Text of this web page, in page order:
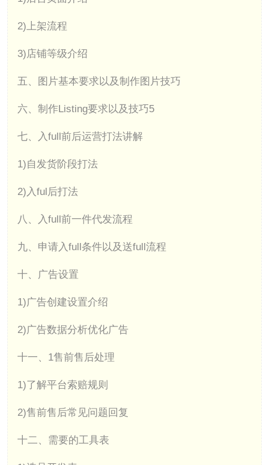
2)上架流程
3)店铺等级介绍
五、图片基本要求以及制作图片技巧
六、制作Listing要求以及技巧5
七、入full前后运营打法讲解
1)自发货阶段打法
2)入ful后打法
八、入full前一件代发流程
九、申请入full条件以及送full流程
十、广告设置
1)广告创建设置介绍
2)广告数据分析优化广告
十一、1售前售后处理
1)了解平台索赔规则
2)售前售后常见问题回复
十二、需要的工具表